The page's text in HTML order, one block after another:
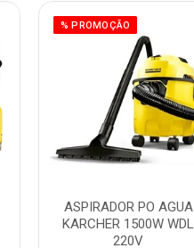
% PROMOÇÃO
ASPIRADOR PO AGUA
KARCHER 1500W WDL
220V